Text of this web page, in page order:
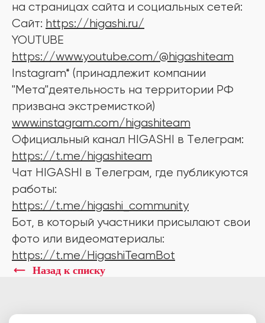
на страницах сайта и социальных сетей:
Сайт: https://higashi.ru/
YOUTUBE
https://www.youtube.com/@higashiteam
Instagram* (принадлежит компании
"Мета"деятельность на территории РФ
призвана экстремисткой)
www.instagram.com/higashiteam
Официальный канал HIGASHI в Tелеграм:
https://t.me/higashiteam
Чат HIGASHI в Tелеграм, где публикуются
работы:
https://t.me/higashi_community
Бот, в который участники присылают свои
фото или видеоматериалы:
https://t.me/HigashiTeamBot
Назад к списку